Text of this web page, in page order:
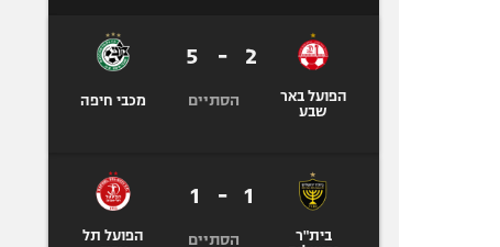
הפועל באר
שבע
2
-
5
הסתיים מכבי חיפה
בית"ר
1
-
1
הסתיים
הפועל תל